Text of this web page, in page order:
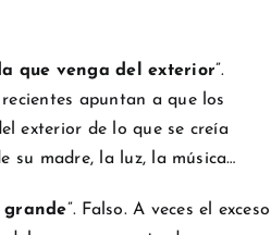
que venga del exterior”.
apuntan a que los
exterior de lo que se creía
su madre, la luz, la música…
grande”. Falso. A veces el exceso